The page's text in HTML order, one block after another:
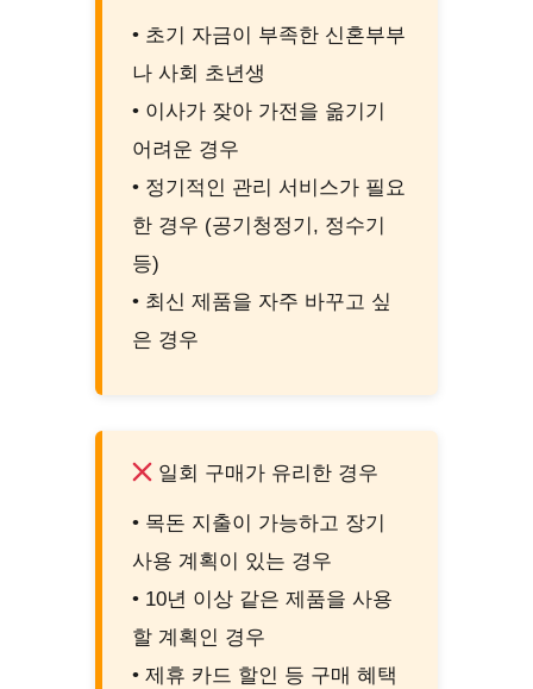
• 초기 자금이 부족한 신혼부부
나 사회 초년생
• 이사가 잦아 가전을 옮기기
어려운 경우
• 정기적인 관리 서비스가 필요
한 경우 (공기청정기, 정수기
등)
• 최신 제품을 자주 바꾸고 싶
은 경우
일회 구매가 유리한 경우
• 목돈 지출이 가능하고 장기
사용 계획이 있는 경우
• 10년 이상 같은 제품을 사용
할 계획인 경우
• 제휴 카드 할인 등 구매 혜택